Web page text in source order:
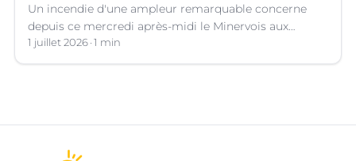
Un incendie d'une ampleur remarquable concerne
depuis ce mercredi après-midi le Minervois aux
confins de l'Aude et de l'Hérault.
1 juillet 2026 1 min